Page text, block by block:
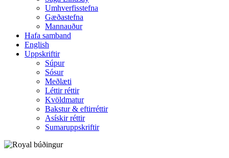
Umhverfisstefna
Gæðastefna
Mannauður
Hafa samband
English
Uppskriftir
Súpur
Sósur
Meðlæti
Léttir réttir
Kvöldmatur
Bakstur & eftirréttir
Asískir réttir
Sumaruppskriftir